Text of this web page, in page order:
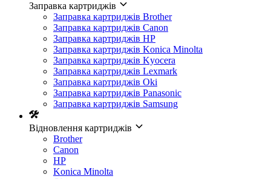
Заправка картриджів
Заправка картриджів Brother
Заправка картриджів Canon
Заправка картриджів HP
Заправка картриджів Konica Minolta
Заправка картриджів Kyocera
Заправка картриджів Lexmark
Заправка картриджів Oki
Заправка картриджів Panasonic
Заправка картриджів Samsung
Відновлення картриджів
Brother
Canon
HP
Konica Minolta